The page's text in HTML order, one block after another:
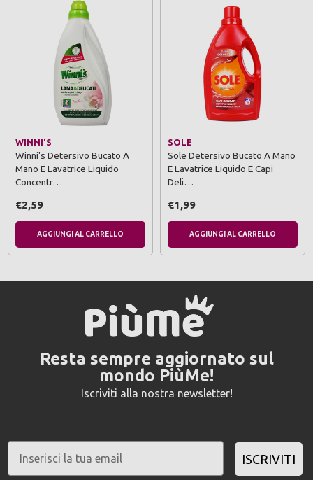
WINNI'S
Winni's Detersivo Bucato A
Mano E Lavatrice Liquido
Concentr…
€2,59
AGGIUNGI AL CARRELLO
SOLE
Sole Detersivo Bucato A Mano
E Lavatrice Liquido E Capi
Deli…
€1,99
AGGIUNGI AL CARRELLO
Resta sempre aggiornato sul
mondo PiùMe!
Iscriviti alla nostra newsletter!
ISCRIVITI